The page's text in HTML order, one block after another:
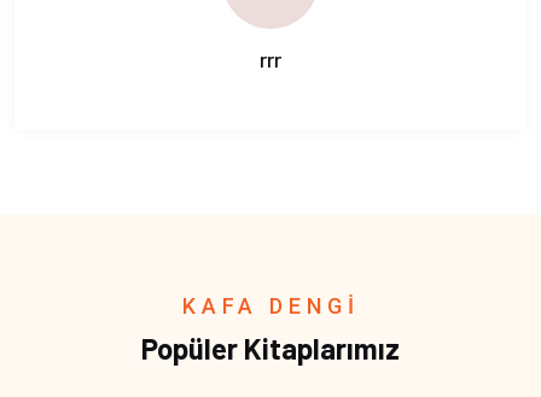
rrr
KAFA DENGİ
Popüler Kitaplarımız